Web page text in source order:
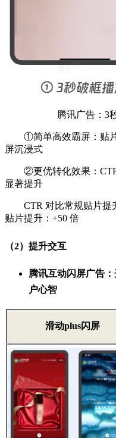
腾讯广告：3
①简单高效霸屏：贴
屏沉浸式
②更优转化效果：
显著提升
CTR 对比常规贴片提
贴片提升：+50 倍
（2）提升交互
腾讯互动闪屏广告
户心智
滑动plus闪屏